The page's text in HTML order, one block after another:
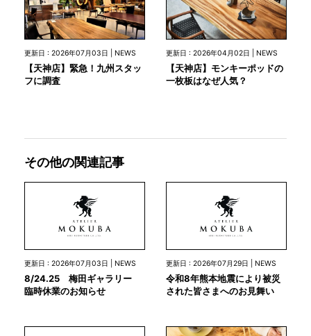
更新日 : 2026年07月03日 | NEWS
【天神店】緊急！九州スタッ
フに調査
更新日 : 2026年04月02日 | NEWS
【天神店】モンキーポッドの
一枚板はなぜ人気？
その他の関連記事
更新日 : 2026年07月03日 | NEWS
8/24.25 梅田ギャラリー
臨時休業のお知らせ
更新日 : 2026年07月29日 | NEWS
令和8年熊本地震により被災
された皆さまへのお見舞い